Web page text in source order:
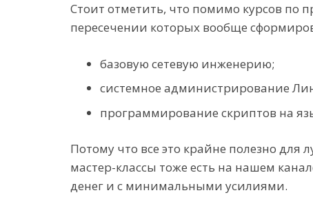
Стоит отметить, что помимо курсов по
пересечении которых вообще
базовую сетевую инженерию;
системное администрирование
программирование скриптов на
Потому что все это крайне полезно
мастер-классы тоже есть на нашем
денег и с минимальными усилиями.